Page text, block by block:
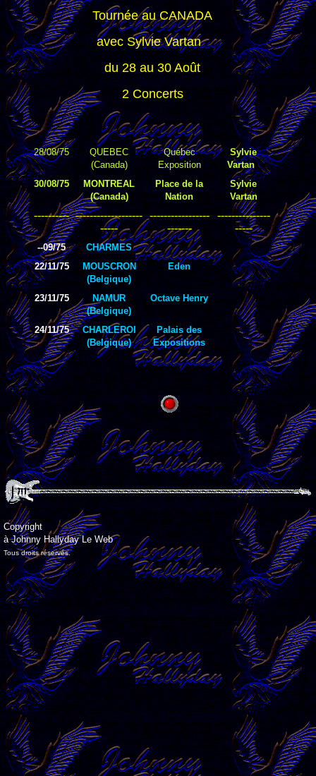
Tournée au CANADA
avec Sylvie Vartan
du 28 au 30 Août
2 Concerts
28/08/75
QUEBEC
(Canada)
Québec
Exposition
Sylvie
Vartan
30/08/75
MONTREAL
(Canada)
Place de la
Nation
Sylvie
Vartan
---------- -------------------
-----
-----------------
-------
---------------
-----
--09/75
CHARMES
22/11/75
MOUSCRON
(Belgique)
Eden
23/11/75
NAMUR
(Belgique)
Octave Henry
24/11/75
CHARLEROI
(Belgique)
Palais des
Expositions
Copyright
à Johnny Hallyday Le Web
Tous droits réservés.